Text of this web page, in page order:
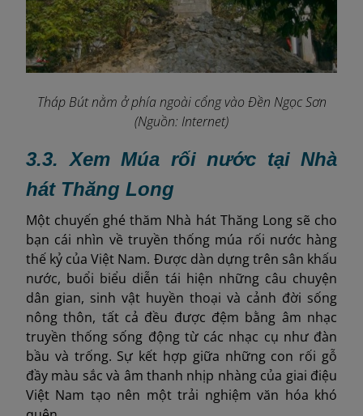
Tháp Bút nằm ở phía ngoài cổng vào Đền Ngọc Sơn
(Nguồn: Internet)
3.3. Xem Múa rối nước tại Nhà
hát Thăng Long
Một chuyến ghé thăm Nhà hát Thăng Long sẽ cho
bạn cái nhìn về truyền thống múa rối nước hàng
thế kỷ của Việt Nam. Được dàn dựng trên sân khấu
nước, buổi biểu diễn tái hiện những câu chuyện
dân gian, sinh vật huyền thoại và cảnh đời sống
nông thôn, tất cả đều được đệm bằng âm nhạc
truyền thống sống động từ các nhạc cụ như đàn
bầu và trống. Sự kết hợp giữa những con rối gỗ
đầy màu sắc và âm thanh nhịp nhàng của giai điệu
Việt Nam tạo nên một trải nghiệm văn hóa khó